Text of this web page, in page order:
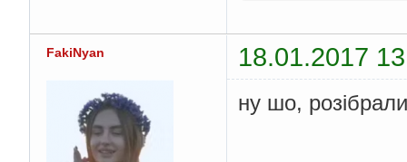
                st
.
                st
.
                st
.
                st
.
                st
.
FakiNyan 18.01.2017
ну шо,